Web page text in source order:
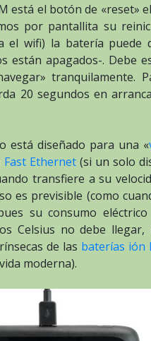
está el botón de «reset»
por pantallita su
el wifi) la batería puede
están apagados-. Debe
tranquilamente.
20 segundos en
está diseñado para una «
Fast Ethernet(si un solo
transfiere a su
es previsible (como
su consumo
Celsius no debe
de las baterías ión
moderna).